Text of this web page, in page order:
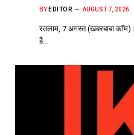
BY EDITOR AUGUST 7, 2026
रतलाम, 7 अगस्त
है…